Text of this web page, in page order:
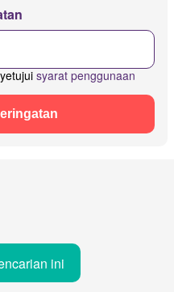
syarat penggunaan
ini